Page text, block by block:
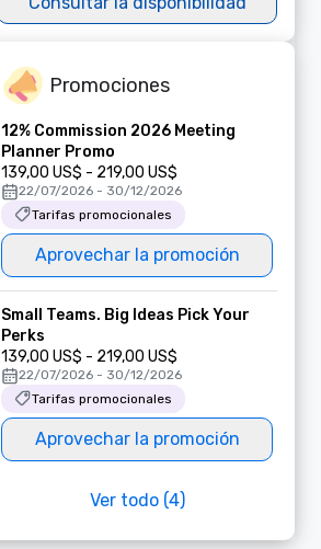
Promociones
12% Commission 2026 Meeting
Planner Promo
139,00 US$ - 219,00 US$
22/07/2026 - 30/12/2026
Tarifas promocionales
Aprovechar la promoción
Small Teams. Big Ideas Pick Your
Perks
139,00 US$ - 219,00 US$
22/07/2026 - 30/12/2026
Tarifas promocionales
Aprovechar la promoción
Ver todo (4)